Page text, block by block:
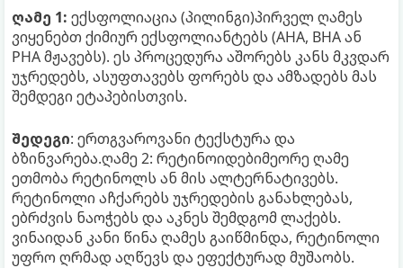
ღამე 1: ექსფოლიაცია (პილინგი)პირველ ღამეს
ვიყენებთ ქიმიურ ექსფოლიანტებს (AHA, BHA ან
PHA მჟავებს). ეს პროცედურა აშორებს კანს მკვდარ
უჯრედებს, ასუფთავებს ფორებს და ამზადებს მას
შემდეგი ეტაპებისთვის.
შედეგი: ერთგვაროვანი ტექსტურა და
ბზინვარება.ღამე 2: რეტინოიდებიმეორე ღამე
ეთმობა რეტინოლს ან მის ალტერნატივებს.
რეტინოლი აჩქარებს უჯრედების განახლებას,
ებრძვის ნაოჭებს და აკნეს შემდგომ ლაქებს.
ვინაიდან კანი წინა ღამეს გაიწმინდა, რეტინოლი
უფრო ღრმად აღწევს და ეფექტურად მუშაობს.